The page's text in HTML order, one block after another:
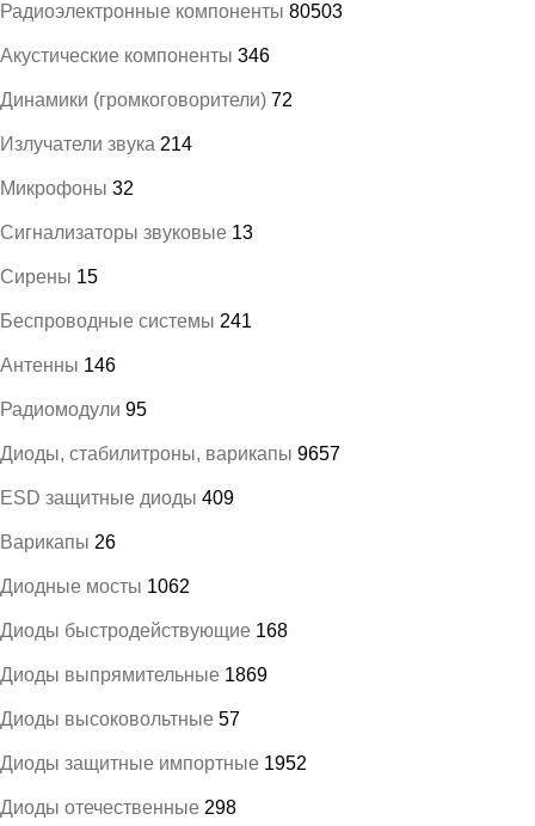
Радиоэлектронные компоненты 80503
Акустические компоненты 346
Динамики (громкоговорители) 72
Излучатели звука 214
Микрофоны 32
Сигнализаторы звуковые 13
Сирены 15
Беспроводные системы 241
Антенны 146
Радиомодули 95
Диоды, стабилитроны, варикапы 9657
ESD защитные диоды 409
Варикапы 26
Диодные мосты 1062
Диоды быстродействующие 168
Диоды выпрямительные 1869
Диоды высоковольтные 57
Диоды защитные импортные 1952
Диоды отечественные 298